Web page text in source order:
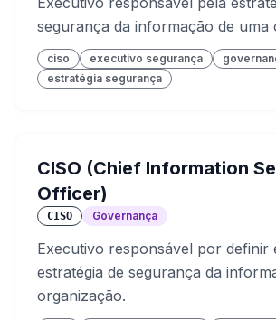
segurança da informação de uma
ciso executivo segurança
estratégia segurança
CISO (Chief Information
Officer)
CISO Governança
Executivo responsável por definir
estratégia de segurança da
organização.